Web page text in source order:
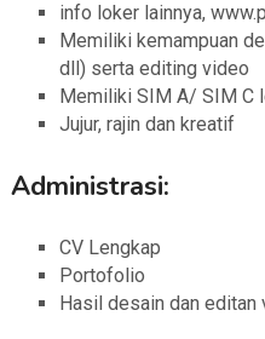
info loker lainnya,
Memiliki kemampuan
dll) serta editing video
Memiliki SIM A/ SIM C
Jujur, rajin dan kreatif
Administrasi:
CV Lengkap
Portofolio
Hasil desain dan editan